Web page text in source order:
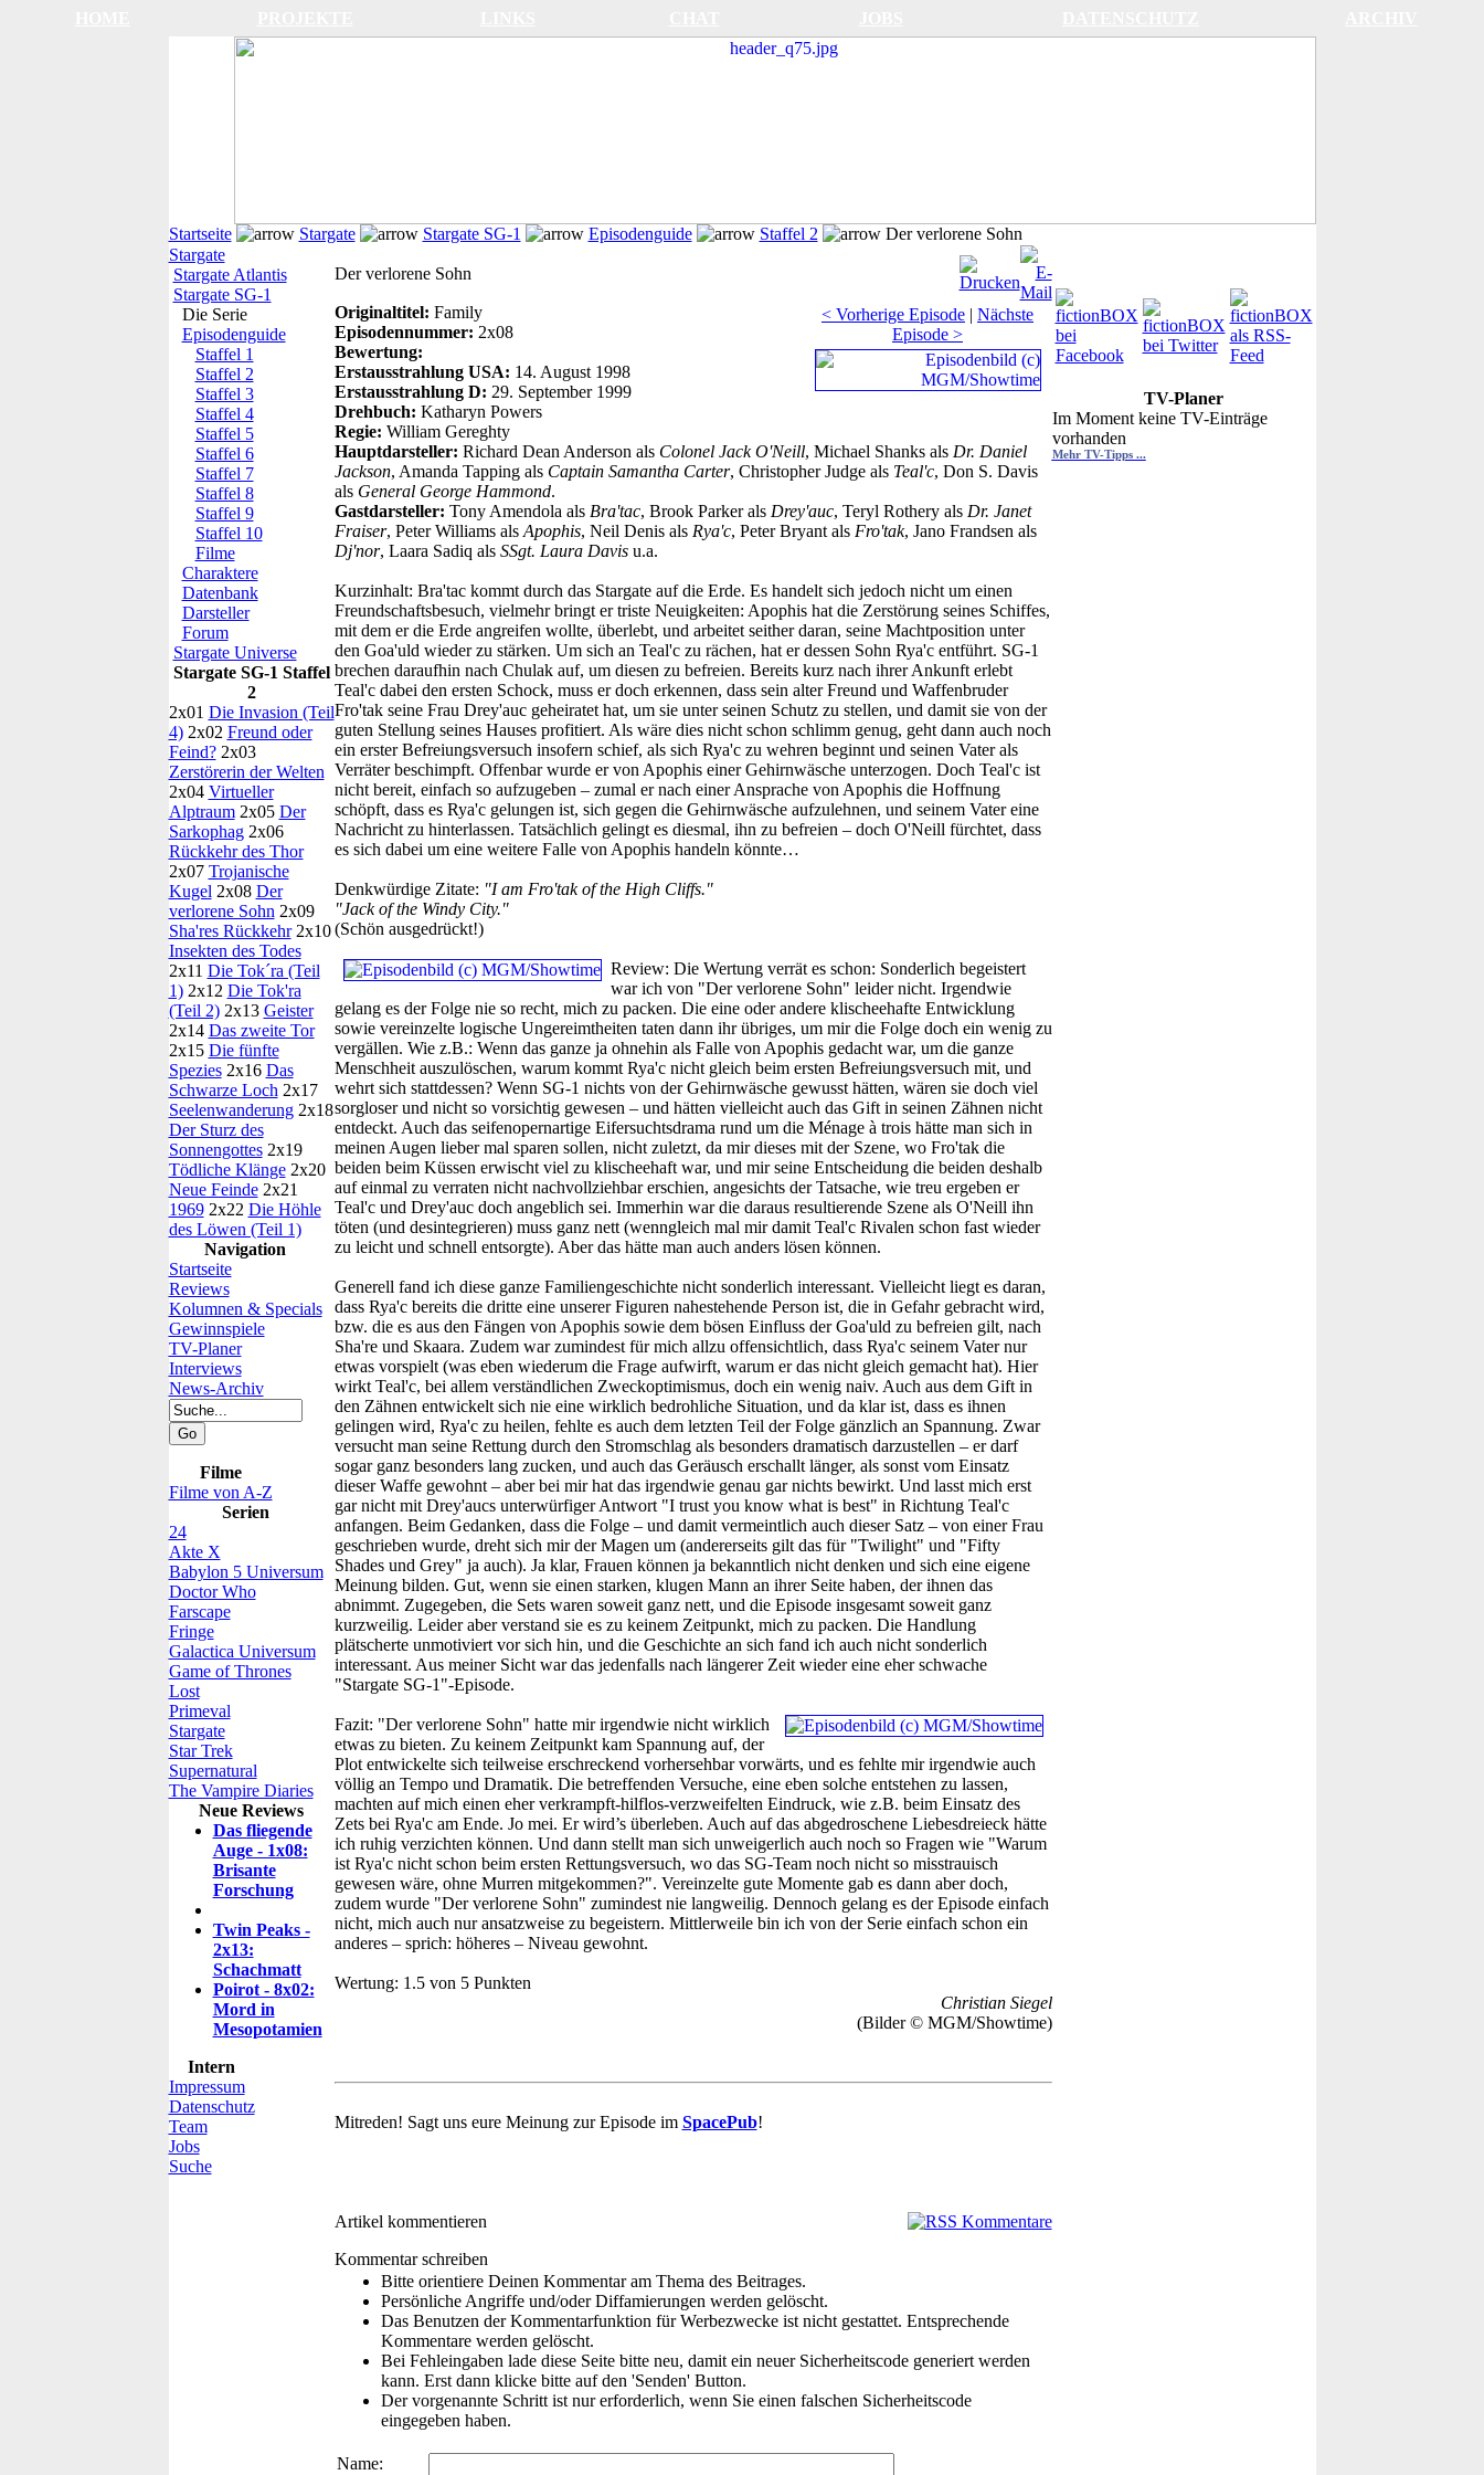
Startseite Stargate Stargate SG-1 Episodenguide Staffel 2
Der verlorene Sohn
Stargate
Stargate Atlantis
Stargate SG-1
Die Serie
Episodenguide
Staffel 1
Staffel 2
Staffel 3
Staffel 4
Staffel 5
Staffel 6
Staffel 7
Staffel 8
Staffel 9
Staffel 10
Filme
Charaktere
Datenbank
Darsteller
Forum
Stargate Universe
Stargate SG-1 Staffel
2
2x01 Die Invasion (Teil
4)2x02 Freund oder
Feind?2x03
Zerstörerin der Welten
2x04 Virtueller
Alptraum2x05 Der
Sarkophag2x06
Rückkehr des Thor
2x07 Trojanische
Kugel 2x08 Der
verlorene Sohn 2x09
Sha'res Rückkehr2x10
Insekten des Todes
2x11 Die Tok´ra (Teil
1)2x12 Die Tok'ra
(Teil 2)2x13 Geister
2x14 Das zweite Tor
2x15 Die fünfte
Spezies2x16 Das
Schwarze Loch 2x17
Seelenwanderung2x18
Der Sturz des
Sonnengottes2x19
Tödliche Klänge2x20
Neue Feinde2x21
19692x22 Die Höhle
des Löwen (Teil 1)
Navigation
Startseite
Reviews
Kolumnen & Specials
Gewinnspiele
TV-Planer
Interviews
News-Archiv
Filme
Filme von A-Z
Serien
24
Akte X
Babylon 5 Universum
Doctor Who
Farscape
Fringe
Galactica Universum
Game of Thrones
Lost
Primeval
Stargate
Star Trek
Supernatural
The Vampire Diaries
Neue Reviews
Das fliegende
Auge - 1x08:
Brisante
Forschung
Twin Peaks -
2x13:
Schachmatt
Poirot - 8x02:
Mord in
Mesopotamien
Intern
Impressum
Datenschutz
Team
Jobs
Suche
Der verlorene Sohn
< Vorherige Episode | Nächste
Episode >
Originaltitel: Family
Episodennummer: 2x08
Bewertung:
Erstausstrahlung USA: 14. August 1998
Erstausstrahlung D: 29. September 1999
Drehbuch: Katharyn Powers
Regie: William Gereghty
Hauptdarsteller: Richard Dean Anderson als Colonel Jack O'Neill, Michael Shanks als Dr. Daniel
Jackson, Amanda Tapping als Captain Samantha Carter, Christopher Judge als Teal'c, Don S. Davis
als General George Hammond.
Gastdarsteller: Tony Amendola als Bra'tac, Brook Parker als Drey'auc, Teryl Rothery als Dr. Janet
Fraiser, Peter Williams als Apophis, Neil Denis als Rya'c, Peter Bryant als Fro'tak, Jano Frandsen als
Dj'nor, Laara Sadiq als SSgt. Laura Davisu.a.
Kurzinhalt: Bra'tac kommt durch das Stargate auf die Erde. Es handelt sich jedoch nicht um einen
Freundschaftsbesuch, vielmehr bringt er triste Neuigkeiten: Apophis hat die Zerstörung seines Schiffes,
mit dem er die Erde angreifen wollte, überlebt, und arbeitet seither daran, seine Machtposition unter
den Goa'uld wieder zu stärken. Um sich an Teal'c zu rächen, hat er dessen Sohn Rya'c entführt. SG-1
brechen daraufhin nach Chulak auf, um diesen zu befreien. Bereits kurz nach ihrer Ankunft erlebt
Teal'c dabei den ersten Schock, muss er doch erkennen, dass sein alter Freund und Waffenbruder
Fro'tak seine Frau Drey'auc geheiratet hat, um sie unter seinen Schutz zu stellen, und damit sie von der
guten Stellung seines Hauses profitiert. Als wäre dies nicht schon schlimm genug, geht dann auch noch
ein erster Befreiungsversuch insofern schief, als sich Rya'c zu wehren beginnt und seinen Vater als
Verräter beschimpft. Offenbar wurde er von Apophis einer Gehirnwäsche unterzogen. Doch Teal'c ist
nicht bereit, einfach so aufzugeben – zumal er nach einer Ansprache von Apophis die Hoffnung
schöpft, dass es Rya'c gelungen ist, sich gegen die Gehirnwäsche aufzulehnen, und seinem Vater eine
Nachricht zu hinterlassen. Tatsächlich gelingt es diesmal, ihn zu befreien – doch O'Neill fürchtet, dass
es sich dabei um eine weitere Falle von Apophis handeln könnte…
Denkwürdige Zitate: "I am Fro'tak of the High Cliffs."
"Jack of the Windy City."
(Schön ausgedrückt!)
Review: Die Wertung verrät es schon: Sonderlich begeistert
war ich von "Der verlorene Sohn" leider nicht. Irgendwie
gelang es der Folge nie so recht, mich zu packen. Die eine oder andere klischeehafte Entwicklung
sowie vereinzelte logische Ungereimtheiten taten dann ihr übriges, um mir die Folge doch ein wenig zu
vergällen. Wie z.B.: Wenn das ganze ja ohnehin als Falle von Apophis gedacht war, um die ganze
Menschheit auszulöschen, warum kommt Rya'c nicht gleich beim ersten Befreiungsversuch mit, und
wehrt sich stattdessen? Wenn SG-1 nichts von der Gehirnwäsche gewusst hätten, wären sie doch viel
sorgloser und nicht so vorsichtig gewesen – und hätten vielleicht auch das Gift in seinen Zähnen nicht
entdeckt. Auch das seifenopernartige Eifersuchtsdrama rund um die Ménage à trois hätte man sich in
meinen Augen lieber mal sparen sollen, nicht zuletzt, da mir dieses mit der Szene, wo Fro'tak die
beiden beim Küssen erwischt viel zu klischeehaft war, und mir seine Entscheidung die beiden deshalb
auf einmal zu verraten nicht nachvollziehbar erschien, angesichts der Tatsache, wie treu ergeben er
Teal'c und Drey'auc doch angeblich sei. Immerhin war die daraus resultierende Szene als O'Neill ihn
töten (und desintegrieren) muss ganz nett (wenngleich mal mir damit Teal'c Rivalen schon fast wieder
zu leicht und schnell entsorgte). Aber das hätte man auch anders lösen können.
Generell fand ich diese ganze Familiengeschichte nicht sonderlich interessant. Vielleicht liegt es daran,
dass Rya'c bereits die dritte eine unserer Figuren nahestehende Person ist, die in Gefahr gebracht wird,
bzw. die es aus den Fängen von Apophis sowie dem bösen Einfluss der Goa'uld zu befreien gilt, nach
Sha're und Skaara. Zudem war zumindest für mich allzu offensichtlich, dass Rya'c seinem Vater nur
etwas vorspielt (was eben wiederum die Frage aufwirft, warum er das nicht gleich gemacht hat). Hier
wirkt Teal'c, bei allem verständlichen Zweckoptimismus, doch ein wenig naiv. Auch aus dem Gift in
den Zähnen entwickelt sich nie eine wirklich bedrohliche Situation, und da klar ist, dass es ihnen
gelingen wird, Rya'c zu heilen, fehlte es auch dem letzten Teil der Folge gänzlich an Spannung. Zwar
versucht man seine Rettung durch den Stromschlag als besonders dramatisch darzustellen – er darf
sogar ganz besonders lang zucken, und auch das Geräusch erschallt länger, als sonst vom Einsatz
dieser Waffe gewohnt – aber bei mir hat das irgendwie genau gar nichts bewirkt. Und lasst mich erst
gar nicht mit Drey'aucs unterwürfiger Antwort "I trust you know what is best" in Richtung Teal'c
anfangen. Beim Gedanken, dass die Folge – und damit vermeintlich auch dieser Satz – von einer Frau
geschrieben wurde, dreht sich mir der Magen um (andererseits gilt das für "Twilight" und "Fifty
Shades und Grey" ja auch). Ja klar, Frauen können ja bekanntlich nicht denken und sich eine eigene
Meinung bilden. Gut, wenn sie einen starken, klugen Mann an ihrer Seite haben, der ihnen das
abnimmt. Zugegeben, die Sets waren soweit ganz nett, und die Episode insgesamt soweit ganz
kurzweilig. Leider aber verstand sie es zu keinem Zeitpunkt, mich zu packen. Die Handlung
plätscherte unmotiviert vor sich hin, und die Geschichte an sich fand ich auch nicht sonderlich
interessant. Aus meiner Sicht war das jedenfalls nach längerer Zeit wieder eine eher schwache
"Stargate SG-1"-Episode.
Fazit: "Der verlorene Sohn" hatte mir irgendwie nicht wirklich
etwas zu bieten. Zu keinem Zeitpunkt kam Spannung auf, der
Plot entwickelte sich teilweise erschreckend vorhersehbar vorwärts, und es fehlte mir irgendwie auch
völlig an Tempo und Dramatik. Die betreffenden Versuche, eine eben solche entstehen zu lassen,
machten auf mich einen eher verkrampft-hilflos-verzweifelten Eindruck, wie z.B. beim Einsatz des
Zets bei Rya'c am Ende. Jo mei. Er wird’s überleben. Auch auf das abgedroschene Liebesdreieck hätte
ich ruhig verzichten können. Und dann stellt man sich unweigerlich auch noch so Fragen wie "Warum
ist Rya'c nicht schon beim ersten Rettungsversuch, wo das SG-Team noch nicht so misstrauisch
gewesen wäre, ohne Murren mitgekommen?". Vereinzelte gute Momente gab es dann aber doch,
zudem wurde "Der verlorene Sohn" zumindest nie langweilig. Dennoch gelang es der Episode einfach
nicht, mich auch nur ansatzweise zu begeistern. Mittlerweile bin ich von der Serie einfach schon ein
anderes – sprich: höheres – Niveau gewohnt.
Wertung: 1.5 von 5 Punkten
Christian Siegel
(Bilder © MGM/Showtime)
Mitreden! Sagt uns eure Meinung zur Episode im SpacePub!
Artikel kommentieren
Kommentar schreiben
Bitte orientiere Deinen Kommentar am Thema des Beitrages.
Persönliche Angriffe und/oder Diffamierungen werden gelöscht.
Das Benutzen der Kommentarfunktion für Werbezwecke ist nicht gestattet. Entsprechende
Kommentare werden gelöscht.
Bei Fehleingaben lade diese Seite bitte neu, damit ein neuer Sicherheitscode generiert werden
kann. Erst dann klicke bitte auf den 'Senden' Button.
Der vorgenannte Schritt ist nur erforderlich, wenn Sie einen falschen Sicherheitscode
eingegeben haben.
Name:
TV-Planer
Im Moment keine TV-Einträge
vorhanden
Mehr TV-Tipps ...